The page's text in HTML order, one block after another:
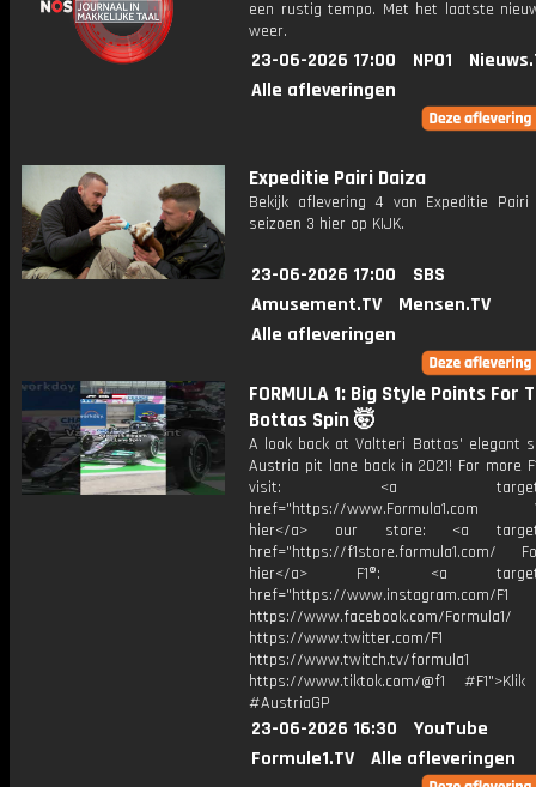
een rustig tempo. Met het laatste
weer.
23-06-2026 17:00 NPO1
Alle afleveringen
Expeditie Pairi Daiza
Bekijk aflevering 4 van Expeditie
seizoen 3 hier op KIJK.
23-06-2026 17:00
SBS
Amusement.TV
Mensen.TV
Alle afleveringen
FORMULA 1: Big Style Points For
Bottas Spin 🤯
A look back at Valtteri Bottas' elegant
Austria pit lane back in 2021! For more
visit: <a
href="https://www.Formula1.com
hier</a> our store: <a
href="https://f1store.formula1.com/
hier</a> F1®: <a
href="https://www.instagram.com/F1
https://www.facebook.com/Formula1/
https://www.twitter.com/F1
https://www.twitch.tv/formula1
https://www.tiktok.com/@f1
#AustriaGP
23-06-2026 16:30
YouTube
Formule1.TV
Alle afleveringen